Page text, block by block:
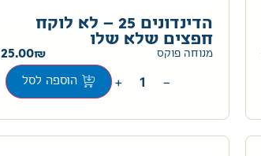
הדינדונים 25 – לא לוקח
חפצים שלא שלו
מנוחה פוקס 25.00
−
+ הוספה לסל